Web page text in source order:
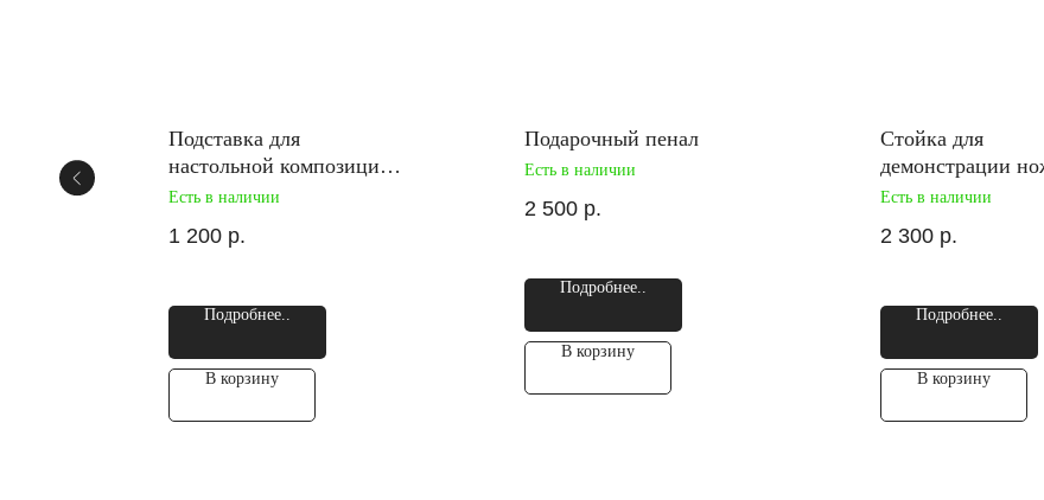
Подставка для
настольной композиции
с деревянными ножнами
Есть в наличии
1 200 р.
Подробнее..
В корзину
Подарочный пенал
Есть в наличии
2 500 р.
Подробнее..
В корзину
Стойка для
демонстрации
Есть в наличии
2 300 р.
Подробнее..
В корзину